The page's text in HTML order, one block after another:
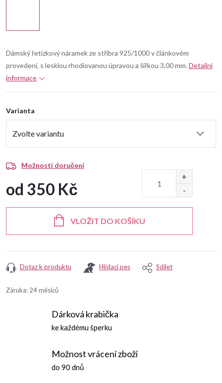
Dámský řetízkový náramek ze stříbra 925/1000 v článkovém
provedení, s lesklou rhodiovanou úpravou a šířkou 3,00 mm. Detailní
informace
Varianta
Možnosti doručení
od 350 Kč
VLOŽIT DO KOŠÍKU
Dotaz k produktu Hlídací pes Sdílet
Záruka: 24 měsíců
Dárková krabička
ke každému šperku
Možnost vrácení zboží
do 90 dnů